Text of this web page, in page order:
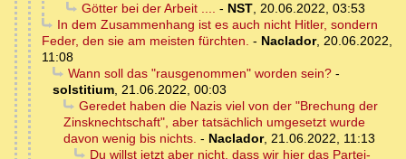
Götter bei der Arbeit .... - NST, 20.06.2022, 03:53
In dem Zusammenhang ist es auch nicht Hitler, sondern
Feder, den sie am meisten fürchten. - Naclador, 20.06.2022,
11:08
Wann soll das "rausgenommen" worden sein?-
solstitium, 21.06.2022, 00:03
Geredet haben die Nazis viel von der "Brechung der
Zinsknechtschaft", aber tatsächlich umgesetzt wurde
davon wenig bis nichts. - Naclador, 21.06.2022, 11:13
Du willst jetzt aber nicht, dass wir hier das Partei-